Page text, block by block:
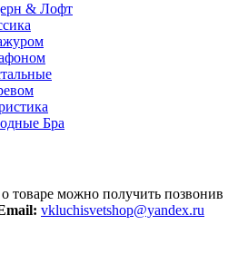
& Лофт
Бра
можно получить позвонив
vkluchisvetshop@yandex.ru